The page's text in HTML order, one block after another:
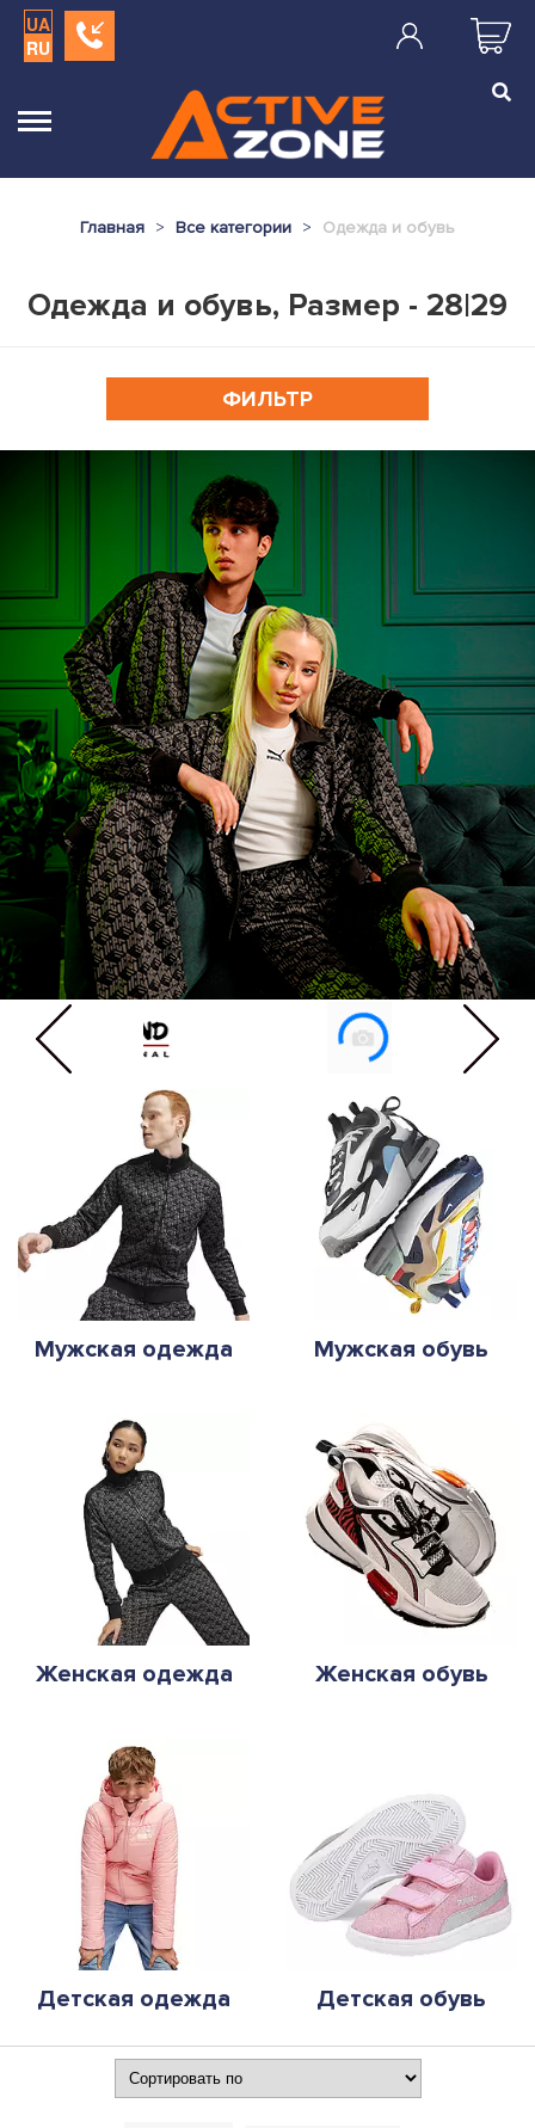
UA
RU
Главная Все категории Одежда и обувь
Одежда и обувь, Размер - 28|29
ФИЛЬТР
Мужская одежда Мужская обувь
Женская одежда Женская обувь
Детская одежда Детская обувь